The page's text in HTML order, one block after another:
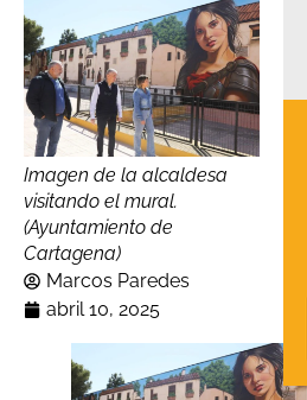
Imagen de la alcaldesa
visitando el mural.
(Ayuntamiento de
Cartagena)
Marcos Paredes
abril 10, 2025